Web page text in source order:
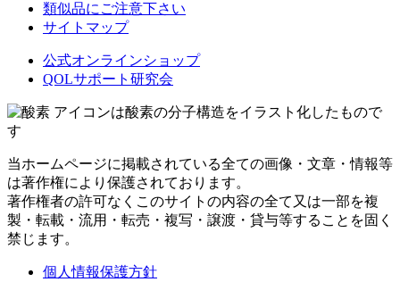
類似品にご注意下さい
サイトマップ
公式オンラインショップ
QOLサポート研究会
アイコンは酸素の分子構造をイラスト化したもので
す
当ホームページに掲載されている全ての画像・文章・情報等
は著作権により保護されております。
著作権者の許可なくこのサイトの内容の全て又は一部を複
製・転載・流用・転売・複写・譲渡・貸与等することを固く
禁じます。
個人情報保護方針